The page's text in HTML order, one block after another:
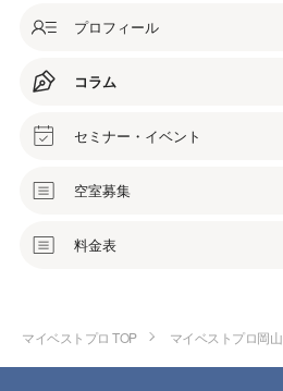
プロフィール
コラム
セミナー・イベント
空室募集
料金表
マイベストプロ TOP マイベストプロ岡山